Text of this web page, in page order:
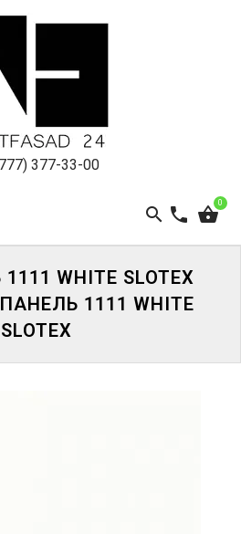
377-33-00
0
WHITE SLOTEX
ПАНЕЛЬ 1111 WHITE
SLOTEX